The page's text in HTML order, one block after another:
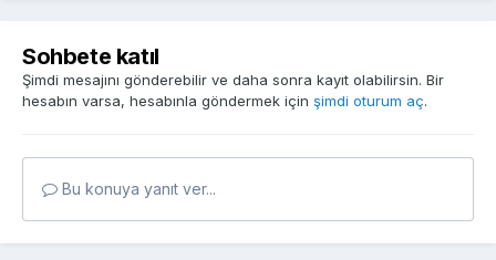
Sohbete katıl
Şimdi mesajını gönderebilir ve daha sonra kayıt olabilirsin. Bir
hesabın varsa, hesabınla göndermek için şimdi oturum aç.
Bu konuya yanıt ver...